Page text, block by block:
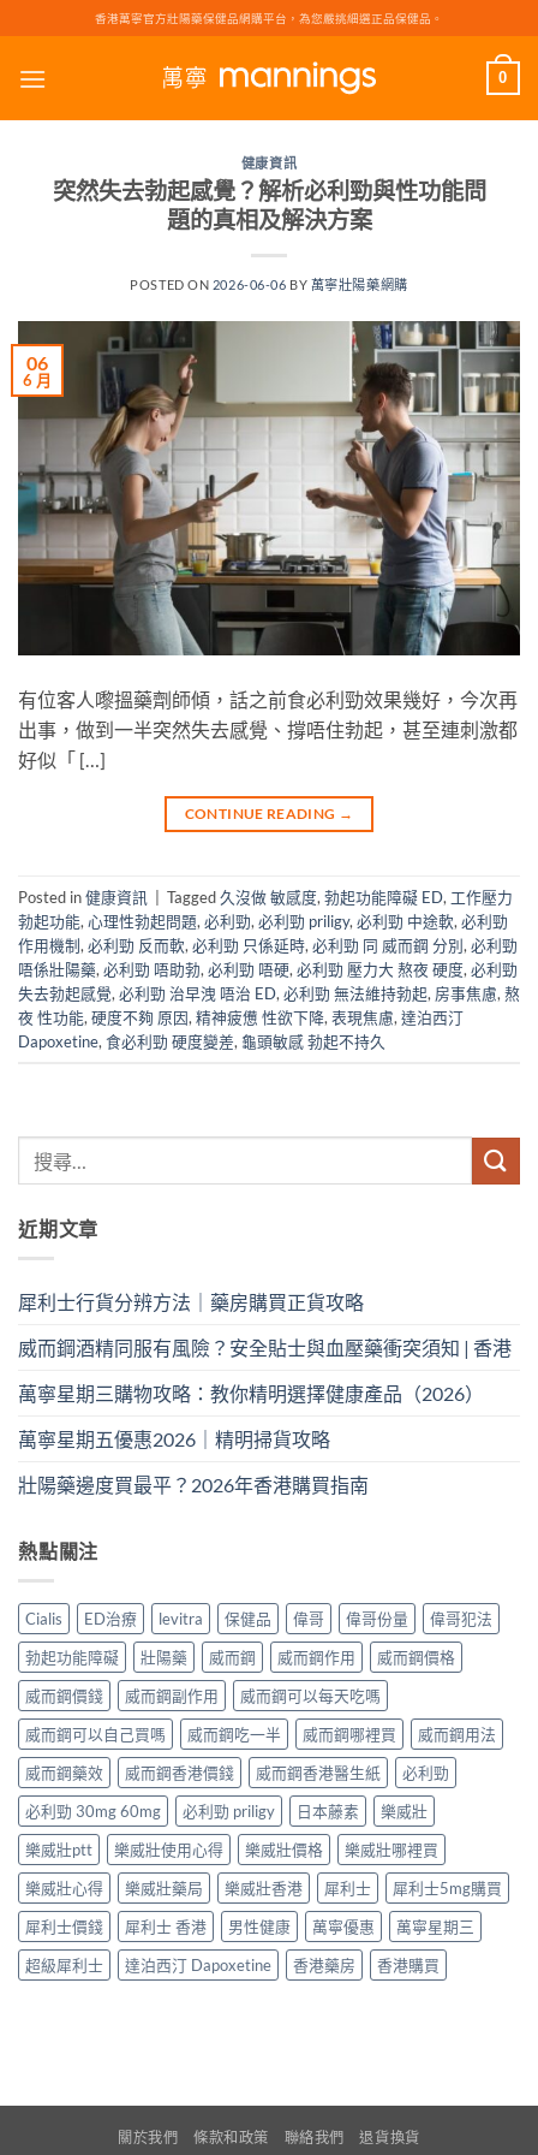
to
content
香港萬寧官方壯陽藥保健品網購平台，為您嚴挑細選正品保健品。
0
健康資訊
突然失去勃起感覺？解析必利勁與性功能問
題的真相及解決方案
POSTED ON 2026-06-06 BY 萬寧壯陽藥網購
06
6 月
有位客人嚟搵藥劑師傾，話之前食必利勁效果幾好，今次再
出事，做到一半突然失去感覺、撐唔住勃起，甚至連刺激都
好似「 […]
CONTINUE READING →
Posted in健康資訊 Tagged久沒做 敏感度, 勃起功能障礙 ED, 工作壓力
勃起功能, 心理性勃起問題, 必利勁, 必利勁 priligy, 必利勁 中途軟, 必利勁
作用機制, 必利勁 反而軟, 必利勁 只係延時, 必利勁 同 威而鋼 分別, 必利勁
唔係壯陽藥, 必利勁 唔助勃, 必利勁 唔硬, 必利勁 壓力大 熬夜 硬度, 必利勁
失去勃起感覺, 必利勁 治早洩 唔治 ED, 必利勁 無法維持勃起, 房事焦慮, 熬
夜 性功能, 硬度不夠 原因, 精神疲憊 性欲下降, 表現焦慮, 達泊西汀
Dapoxetine, 食必利勁 硬度變差, 龜頭敏感 勃起不持久
近期文章
犀利士行貨分辨方法｜藥房購買正貨攻略
威而鋼酒精同服有風險？安全貼士與血壓藥衝突須知 | 香港
萬寧星期三購物攻略：教你精明選擇健康產品（2026）
萬寧星期五優惠2026｜精明掃貨攻略
壯陽藥邊度買最平？2026年香港購買指南
熱點關注
Cialis ED治療 levitra 保健品 偉哥 偉哥份量
偉哥犯法
勃起功能障礙
壯陽藥 威而鋼 威而鋼作用
威而鋼價格
威而鋼價錢
威而鋼副作用
威而鋼可以每天吃嗎
威而鋼可以自己買嗎
威而鋼吃一半 威而鋼哪裡買
威而鋼用法
威而鋼藥效
威而鋼香港價錢 威而鋼香港醫生紙
必利勁
必利勁 30mg 60mg
必利勁 priligy 日本藤素
樂威壯
樂威壯ptt
樂威壯使用心得 樂威壯價格
樂威壯哪裡買
樂威壯心得
樂威壯藥局 樂威壯香港 犀利士
犀利士5mg購買
犀利士價錢
犀利士 香港 男性健康 萬寧優惠
萬寧星期三
超級犀利士
達泊西汀 Dapoxetine 香港藥房 香港購買
關於我們 條款和政策 聯絡我們 退貨換貨